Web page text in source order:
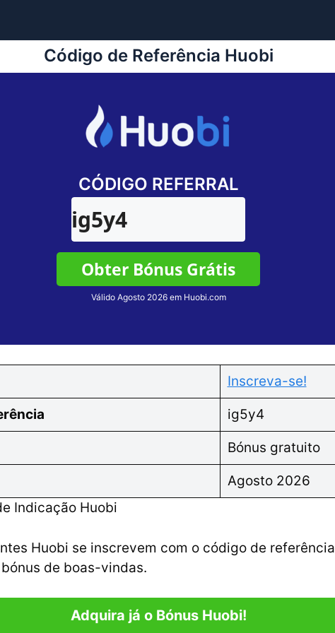
Código de Referência Huobi
CÓDIGO REFERRAL
ig5y4
Obter Bónus Grátis
Válido Agosto 2026 em Huobi.com
Inscreva-se!
ig5y4
Bónus gratuito
Agosto 2026
Indicação Huobi
Huobi se inscrevem com o código de referência
de boas-vindas.
Adquira já o Bónus Huobi!